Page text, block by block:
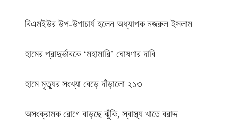
বিএমইউর উপ-উপাচার্য হলেন অধ্যাপক নজরুল ইসলাম
হামের প্রাদুর্ভাবকে ‘মহামারি’ ঘোষণার দাবি
হামে মৃত্যুর সংখ্যা বেড়ে দাঁড়ালো ২১৩
অসংক্রামক রোগে বাড়ছে ঝুঁকি, স্বাস্থ্য খাতে বরাদ্দ